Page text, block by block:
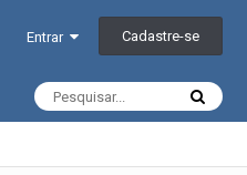
Entrar Cadastre-se